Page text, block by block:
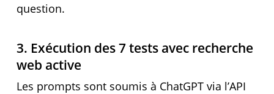
question.
3. Exécution des 7 tests avec recherche
web active
Les prompts sont soumis à ChatGPT via l’API